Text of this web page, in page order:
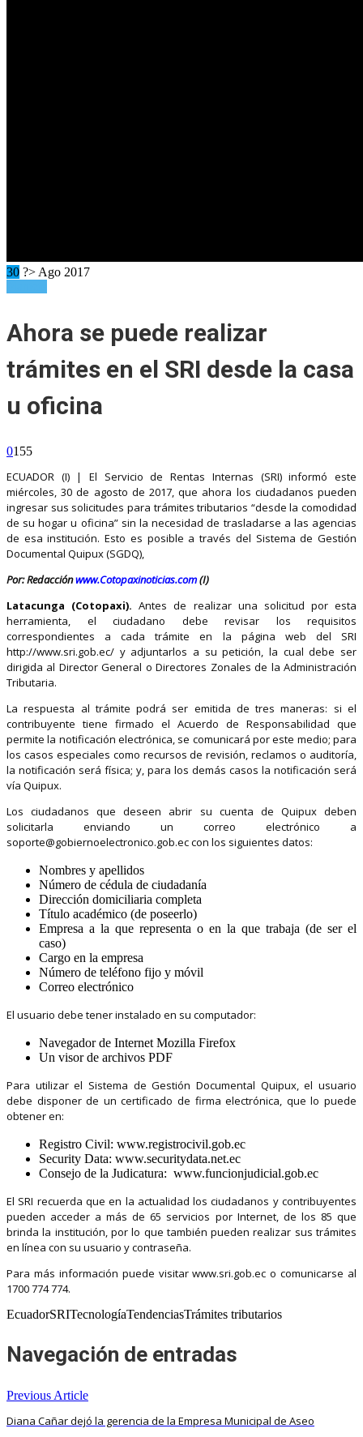
30 ?> Ago 2017
Ahora se puede realizar
trámites en el SRI desde la casa
u oficina
0155
ECUADOR (I) | El Servicio de Rentas Internas (SRI) informó este
miércoles, 30 de agosto de 2017, que ahora los ciudadanos pueden
ingresar sus solicitudes para trámites tributarios “desde la comodidad
de su hogar u oficina” sin la necesidad de trasladarse a las agencias
de esa institución. Esto es posible a través del Sistema de Gestión
Documental Quipux (SGDQ),
Por: Redacciónwww.Cotopaxinoticias.com(I)
Latacunga (Cotopaxi). Antes de realizar una solicitud por esta
herramienta, el ciudadano debe revisar los requisitos
correspondientes a cada trámite en la página web del SRI
http://www.sri.gob.ec/ y adjuntarlos a su petición, la cual debe ser
dirigida al Director General o Directores Zonales de la Administración
Tributaria.
La respuesta al trámite podrá ser emitida de tres maneras: si el
contribuyente tiene firmado el Acuerdo de Responsabilidad que
permite la notificación electrónica, se comunicará por este medio; para
los casos especiales como recursos de revisión, reclamos o auditoría,
la notificación será física; y, para los demás casos la notificación será
vía Quipux.
Los ciudadanos que deseen abrir su cuenta de Quipux deben
solicitarla enviando un correo electrónico a
soporte@gobiernoelectronico.gob.eccon los siguientes datos:
Nombres y apellidos
Número de cédula de ciudadanía
Dirección domiciliaria completa
Título académico (de poseerlo)
Empresa a la que representa o en la que trabaja (de ser el
caso)
Cargo en la empresa
Número de teléfono fijo y móvil
Correo electrónico
El usuario debe tener instalado en su computador:
Navegador de Internet Mozilla Firefox
Un visor de archivos PDF
Para utilizar el Sistema de Gestión Documental Quipux, el usuario
debe disponer de un certificado de firma electrónica, que lo puede
obtener en:
Registro Civil: www.registrocivil.gob.ec
Security Data: www.securitydata.net.ec
Consejo de la Judicatura: www.funcionjudicial.gob.ec
El SRI recuerda que en la actualidad los ciudadanos y contribuyentes
pueden acceder a más de 65 servicios por Internet, de los 85 que
brinda la institución, por lo que también pueden realizar sus trámites
en línea con su usuario y contraseña.
Para más información puede visitar www.sri.gob.ec o comunicarse al
1700 774 774.
EcuadorSRITecnologíaTendenciasTrámites tributarios
Navegación de entradas
Previous Article
Diana Cañar dejó la gerencia de la Empresa Municipal de Aseo